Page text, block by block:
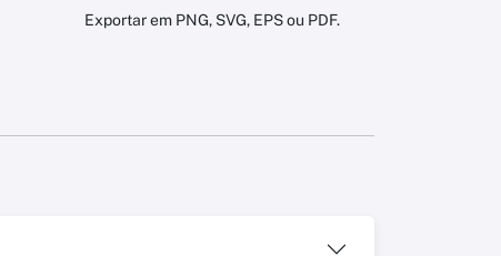
Exportar em PNG, SVG, EPS ou PDF.